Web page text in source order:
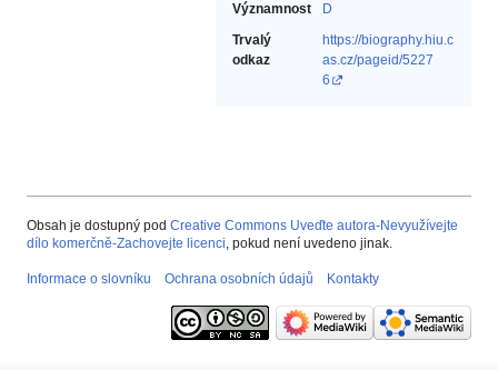
Významnost
D
Trvalý
odkaz
https://biography.hiu.c
as.cz/pageid/5227
6
Obsah je dostupný pod Creative Commons Uveďte autora-Nevyužívejte
dílo komerčně-Zachovejte licenci, pokud není uvedeno jinak.
Informace o slovníku Ochrana osobních údajů Kontakty